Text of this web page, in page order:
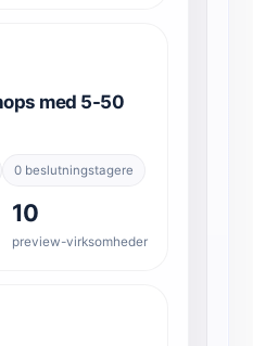
med 5-50
0 beslutningstagere
10
preview-virksomheder